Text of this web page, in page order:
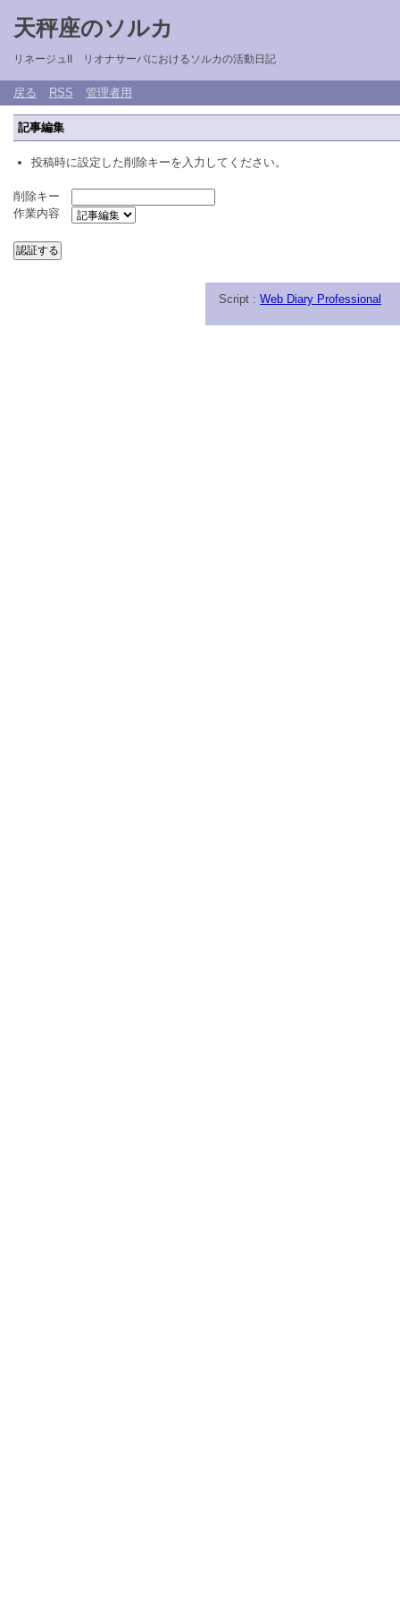
天秤座のソルカ
リネージュII リオナサーバにおけるソルカの活動日記
戻る RSS 管理者用
記事編集
投稿時に設定した削除キーを入力してください。
削除キー
作業内容
Script : Web Diary Professional